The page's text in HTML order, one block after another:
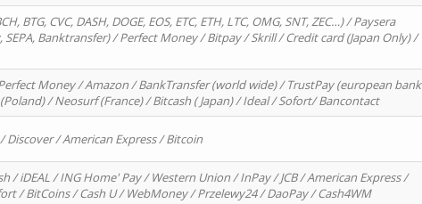
BTG, CVC, DASH, DOGE, EOS, ETC, ETH, LTC, OMG, SNT, ZEC…) / Paysera
Banktransfer) / Perfect Money / Bitpay / Skrill / Credit card (Japan Only) /
Money / Amazon / BankTransfer (world wide) / TrustPay (european bank
/ Neosurf (France) / Bitcash ( Japan) / Ideal / Sofort/ Bancontact
/ American Express / Bitcoin
/ iDEAL / ING Home' Pay / Western Union / InPay / JCB / American Express /
/ BitCoins / Cash U / WebMoney / Przelewy24 / DaoPay / Cash4WM